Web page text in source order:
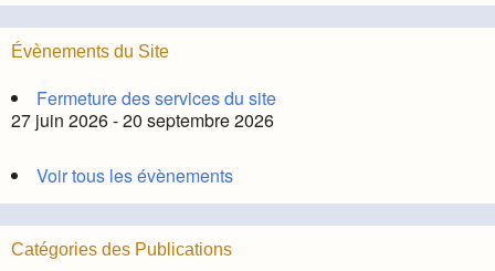
Évènements du Site
Fermeture des services du site
27 juin 2026 - 20 septembre 2026
Voir tous les évènements
Catégories des Publications